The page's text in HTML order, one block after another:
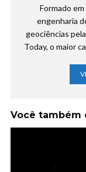
Formado
engenharia
geociências
Today, o maior
Você também